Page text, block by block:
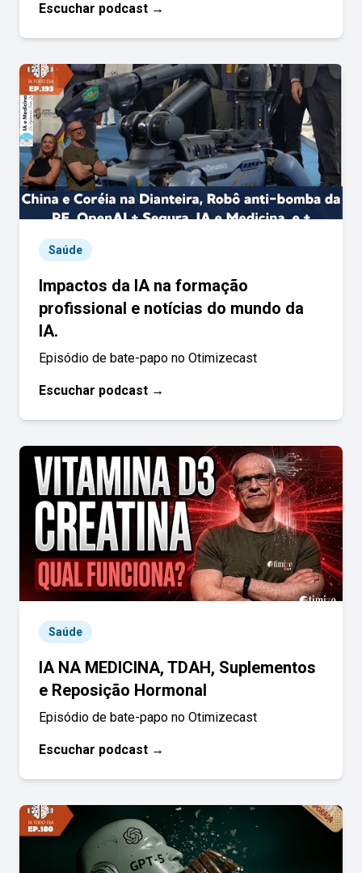
Escuchar podcast →
Saúde
Impactos da IA na formação
profissional e notícias do mundo da
IA.
Episódio de bate-papo no Otimizecast
Escuchar podcast →
Saúde
IA NA MEDICINA, TDAH, Suplementos
e Reposição Hormonal
Episódio de bate-papo no Otimizecast
Escuchar podcast →